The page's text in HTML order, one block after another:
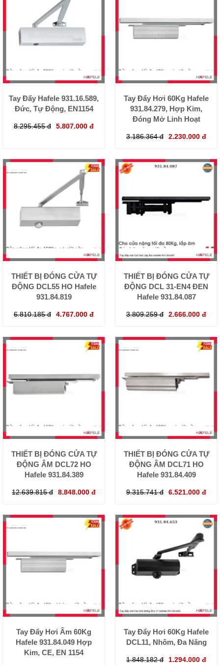
Tay Đẩy Hafele 931.16.589,
Đức, Tự Động, EN1154
8.295.455 đ 5.807.000 đ
Tay Đẩy Hơi 60Kg Hafele
931.84.279, Hợp Kim,
Đóng Mở Linh Hoạt
3.186.364 đ 2.230.000 đ
THIẾT BỊ ĐÓNG CỬA TỰ
ĐỘNG DCL55 HO Hafele
931.84.819
6.810.185 đ 4.767.000 đ
THIẾT BỊ ĐÓNG CỬA TỰ
ĐỘNG DCL 31-EN4 ĐEN
Hafele 931.84.087
3.809.259 đ 2.666.000 đ
THIẾT BỊ ĐÓNG CỬA TỰ
ĐỘNG ÂM DCL72 HO
Hafele 931.84.389
12.639.815 đ 8.848.000 đ
THIẾT BỊ ĐÓNG CỬA TỰ
ĐỘNG ÂM DCL71 HO
Hafele 931.84.409
9.315.741 đ 6.521.000 đ
Tay Đẩy Hơi Âm 60Kg
Hafele 931.84.049 Hợp
Kim, CE, EN 1154
Tay Đẩy Hơi 60Kg Hafele
DCL11, Nhôm, Đa Năng
1.848.182 đ 1.294.000 đ